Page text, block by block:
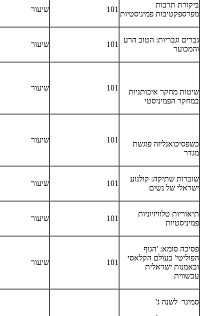
ביקורת תרבות
מפרספקטיבות פמיניסטיות
101 שיעור
גברים וגבריות: הטוב הרע
והמכוער
101 שיעור
שיטות מחקר איכותניות
במחקר הפמיניסטי
101 שיעור
כשפסיכואנליזה פוגשת
מגדר
101 שיעור
שוברות שתיקה: קולנוע
ישראלי של נשים
101 שיעור
תיאוריות טלוויזיוניות
פמיניסטיות
101 שיעור
פסיכה סומא: 'הגוף
הפוליטי' בעולם הקלאסי
ובאמנות ישראלית
עכשווית
101 שיעור
סמינר לשנה ג'